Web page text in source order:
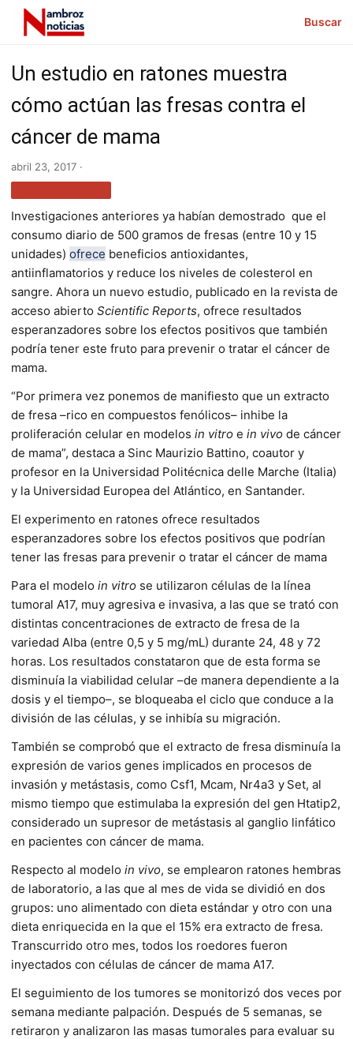
Buscar
Un estudio en ratones muestra
cómo actúan las fresas contra el
cáncer de mama
abril 23, 2017 ·
Investigaciones anteriores ya habían demostrado que el
consumo diario de 500 gramos de fresas (entre 10 y 15
unidades) ofrece beneficios antioxidantes,
antiinflamatorios y reduce los niveles de colesterol en
sangre. Ahora un nuevo estudio, publicado en la revista de
acceso abierto Scientific Reports, ofrece resultados
esperanzadores sobre los efectos positivos que también
podría tener este fruto para prevenir o tratar el cáncer de
mama.
“Por primera vez ponemos de manifiesto que un extracto
de fresa –rico en compuestos fenólicos– inhibe la
proliferación celular en modelos in vitro e in vivo de cáncer
de mama”, destaca a Sinc Maurizio Battino, coautor y
profesor en la Universidad Politécnica delle Marche (Italia)
y la Universidad Europea del Atlántico, en Santander.
El experimento en ratones ofrece resultados
esperanzadores sobre los efectos positivos que podrían
tener las fresas para prevenir o tratar el cáncer de mama
Para el modelo in vitro se utilizaron células de la línea
tumoral A17, muy agresiva e invasiva, a las que se trató con
distintas concentraciones de extracto de fresa de la
variedad Alba (entre 0,5 y 5 mg/mL) durante 24, 48 y 72
horas. Los resultados constataron que de esta forma se
disminuía la viabilidad celular –de manera dependiente a la
dosis y el tiempo–, se bloqueaba el ciclo que conduce a la
división de las células, y se inhibía su migración.
También se comprobó que el extracto de fresa disminuía la
expresión de varios genes implicados en procesos de
invasión y metástasis, como Csf1, Mcam, Nr4a3 y Set, al
mismo tiempo que estimulaba la expresión del gen Htatip2,
considerado un supresor de metástasis al ganglio linfático
en pacientes con cáncer de mama.
Respecto al modelo in vivo, se emplearon ratones hembras
de laboratorio, a las que al mes de vida se dividió en dos
grupos: uno alimentado con dieta estándar y otro con una
dieta enriquecida en la que el 15% era extracto de fresa.
Transcurrido otro mes, todos los roedores fueron
inyectados con células de cáncer de mama A17.
El seguimiento de los tumores se monitorizó dos veces por
semana mediante palpación. Después de 5 semanas, se
retiraron y analizaron las masas tumorales para evaluar su